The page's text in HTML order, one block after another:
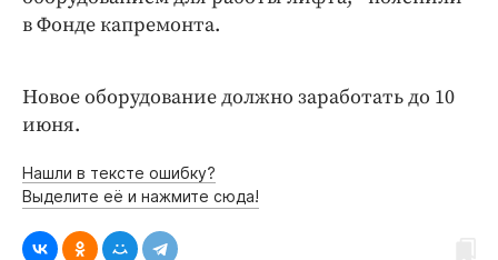
в Фонде капремонта.
Новое оборудование должно заработать до 10
июня.
Нашли в тексте ошибку?
Выделите её и нажмите сюда!